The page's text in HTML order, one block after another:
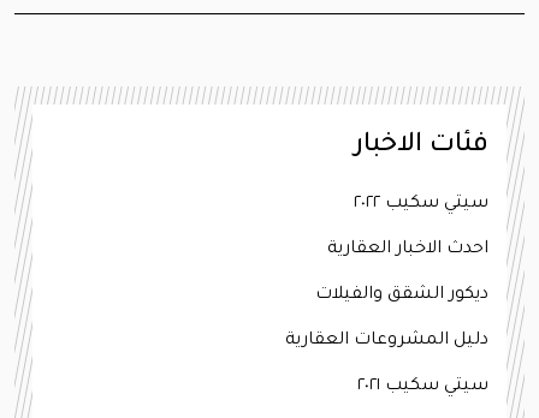
فئات الاخبار
سيتي سكيب ٢٠٢٢
احدث الاخبار العقارية
ديكور الشقق والفيلات
دليل المشروعات العقارية
سيتي سكيب ٢٠٢١